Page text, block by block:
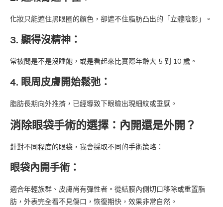
化妝只能遮住黑眼圈的顏色，卻遮不住脂肪凸出的「立體陰影」。
3. 顯得沒精神：
常被問是不是沒睡飽，或是看起來比實際年齡大 5 到 10 歲。
4. 眼周皮膚開始鬆弛：
脂肪長期向外推擠，已經導致下眼瞼出現細紋或垂感。
消除眼袋手術的選擇：內開還是外開？
針對不同程度的眼袋，我會採取不同的手術策略：
眼袋內開手術：
適合年輕族群、皮膚尚有彈性者。從結膜內側切口移除或重置脂
肪，外表完全看不見傷口，恢復期快，效果非常自然。